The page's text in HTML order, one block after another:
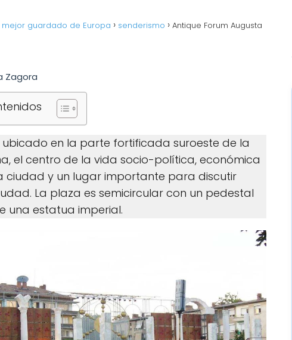
guardado de Europa senderismo
Antique Forum Augusta
Zagora
en la parte fortificada suroeste de la
el centro de la vida socio-política, económica
ciudad y un lugar importante para discutir
La plaza es semicircular con un pedestal
una estatua imperial.